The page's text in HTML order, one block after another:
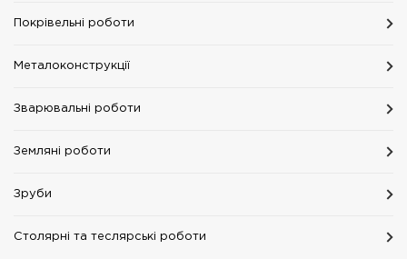
Покрівельні роботи
Металоконструкції
Зварювальні роботи
Земляні роботи
Зруби
Столярні та теслярські роботи